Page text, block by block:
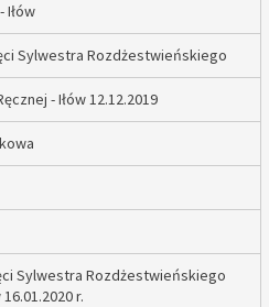
Iłów
Sylwestra Rozdżestwieńskiego
- Iłów 12.12.2019
Sylwestra Rozdżestwieńskiego
r.